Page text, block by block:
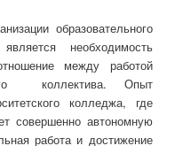
образовательного
необходимость
между работой
коллектива. Опыт
колледжа, где
совершенно автономную
работа и достижение